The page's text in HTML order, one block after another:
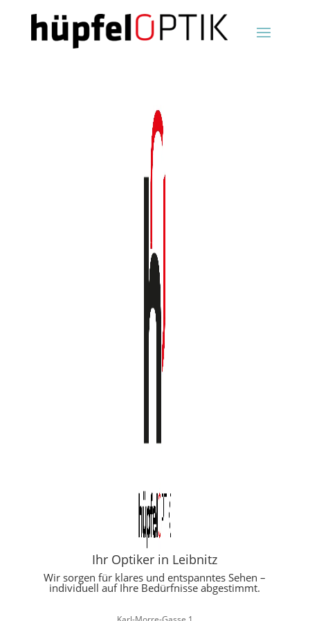
Ihr Optiker in Leibnitz
Wir sorgen für klares und entspanntes Sehen –
individuell auf Ihre Bedürfnisse abgestimmt.